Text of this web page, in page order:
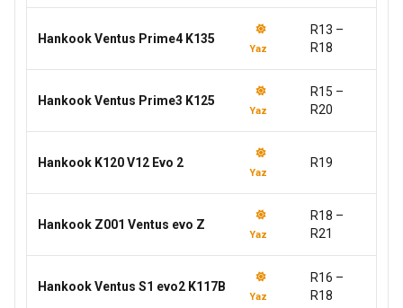
Hankook Ventus Prime4 K135
Yaz
R13 –
R18
Hankook Ventus Prime3 K125
Yaz
R15 –
R20
Hankook K120 V12 Evo 2
Yaz
R19
Hankook Z001 Ventus evo Z
Yaz
R18 –
R21
Hankook Ventus S1 evo2 K117B
Yaz
R16 –
R18